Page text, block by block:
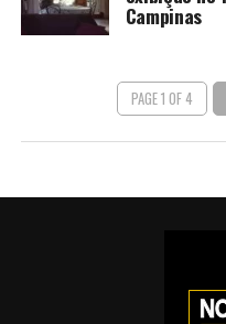
Campinas
PAGE 1 OF 4